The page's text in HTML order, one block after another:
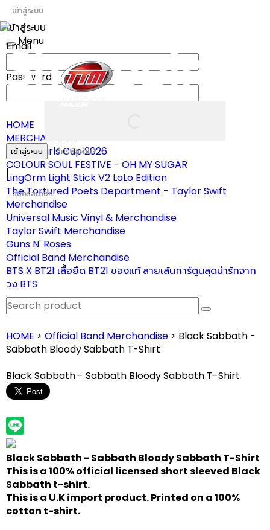
เข้าสู่ระบบ
เข้าสู่ระบบ
Email
Password
เข้าสู่ระบบ ลืมรหัสผ่าน?
|
สมัครสมาชิก
Toggle
Menu
HOME
MERCHANDISE
ผ้าเชียร์ Girls Cup 2026
COLOUR SOUL FESTIVE - OH MY SUGAR
LingOrm Light Stick V2 LoLo Edition
The Tortured Poets Department - Taylor Swift
Merchandise
Universal Music Vinyl & Merchandise
Taylor Swift Merchandise
Guns N' Roses
Official Band Merchandise
BTS X BT21 เสื้อยืด BT21 ของแท้ ลายเส้นการ์ตูนสุดน่ารักจาก
วง BTS
HOME > Official Band Merchandise > Black Sabbath -
Sabbath Bloody Sabbath T-Shirt
Black Sabbath - Sabbath Bloody Sabbath T-Shirt
Black Sabbath - Sabbath Bloody Sabbath T-Shirt
This is a 100% official licensed short sleeved Black
Sabbath t-shirt.
This is a U.K import product. Printed on a 100%
cotton t-shirt.